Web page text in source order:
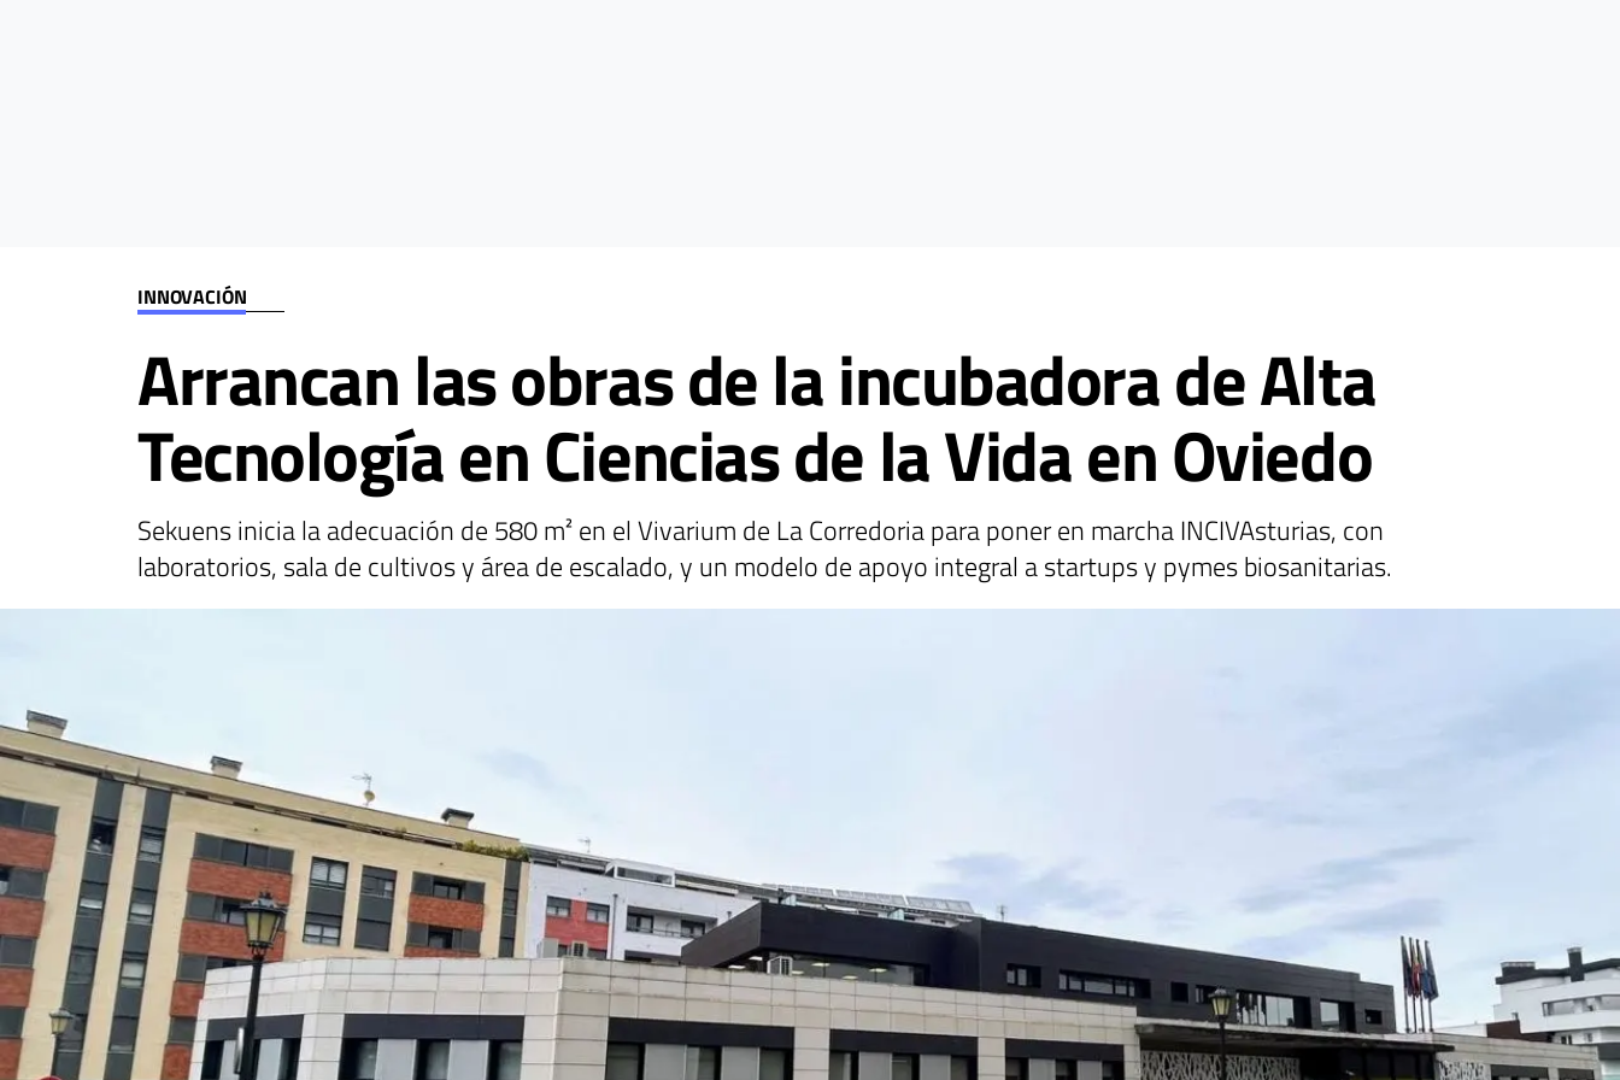
INNOVACIÓN
Arrancan las obras de la incubadora de Alta
Tecnología en Ciencias de la Vida en Oviedo
Sekuens inicia la adecuación de 580 m² en el Vivarium de La Corredoria para poner en marcha INCIVAsturias, con
laboratorios, sala de cultivos y área de escalado, y un modelo de apoyo integral a startups y pymes biosanitarias.